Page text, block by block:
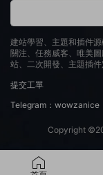
建站學習、主題和插件
關注、任務威客、唯美
站、二次開發、主題插件
提交工單
Telegram：wowzanice
Copyright